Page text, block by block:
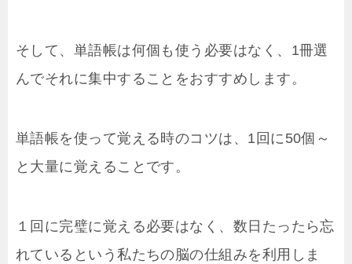
そして、単語帳は何個も使う必要はなく、1冊選
んでそれに集中することをおすすめします。
単語帳を使って覚える時のコツは、1回に50個～
と大量に覚えることです。
１回に完璧に覚える必要はなく、数日たったら忘
れているという私たちの脳の仕組みを利用しま